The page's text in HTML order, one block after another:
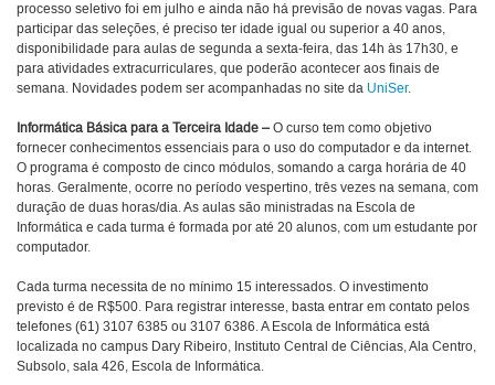
processo seletivo foi em julho e ainda não há previsão de novas vagas. Para
participar das seleções, é preciso ter idade igual ou superior a 40 anos,
disponibilidade para aulas de segunda a sexta-feira, das 14h às 17h30, e
para atividades extracurriculares, que poderão acontecer aos finais de
semana. Novidades podem ser acompanhadas no site da UniSer.
Informática Básica para a Terceira Idade –O curso tem como objetivo
fornecer conhecimentos essenciais para o uso do computador e da internet.
O programa é composto de cinco módulos, somando a carga horária de 40
horas. Geralmente, ocorre no período vespertino, três vezes na semana, com
duração de duas horas/dia. As aulas são ministradas na Escola de
Informática e cada turma é formada por até 20 alunos, com um estudante por
computador.
Cada turma necessita de no mínimo 15 interessados. O investimento
previsto é de R$500. Para registrar interesse, basta entrar em contato pelos
telefones (61) 3107 6385 ou 3107 6386. A Escola de Informática está
localizada no campus Dary Ribeiro, Instituto Central de Ciências, Ala Centro,
Subsolo, sala 426, Escola de Informática.